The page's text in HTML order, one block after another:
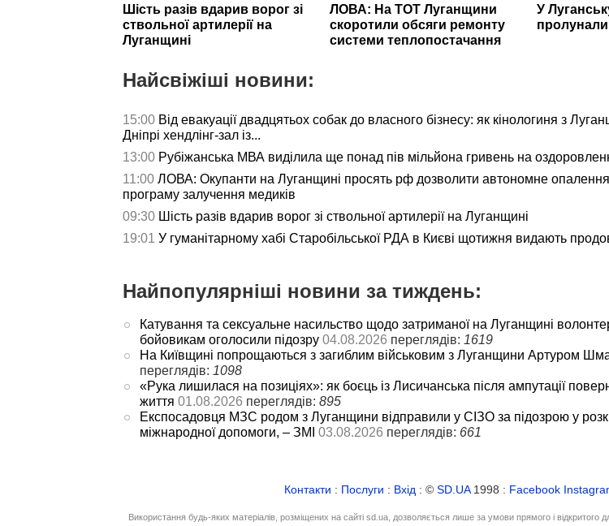
Шість разів вдарив ворог зі
ствольної артилерії на
Луганщині
ЛОВА: На ТОТ Луганщини
скоротили обсяги ремонту
системи теплопостачання
У
Найсвіжіші новини:
15:00 Від евакуації двадцятьох собак до власного бізнесу: як кінологиня з
Дніпрі хендлінг-зал із...
13:00 Рубіжанська МВА виділила ще понад пів мільйона гривень на
11:00 ЛОВА: Окупанти на Луганщині просять рф дозволити автономне
програму залучення медиків
09:30 Шість разів вдарив ворог зі ствольної артилерії на Луганщині
19:01 У гуманітарному хабі Старобільської РДА в Києві щотижня видають
Найпопулярніші новини за тиждень:
Катування та сексуальне насильство щодо затриманої на Луганщині
бойовикам оголосили підозру 04.08.2026 переглядів: 1619
На Київщині попрощаються з загиблим військовим з Луганщини Артуром
переглядів: 1098
«Рука лишилася на позиціях»: як боєць із Лисичанська після ампутації
життя 01.08.2026 переглядів: 895
Експосадовця МЗС родом з Луганщини відправили у СІЗО за підозрою у
міжнародної допомоги, – ЗМІ 03.08.2026 переглядів: 661
Контакти : Послуги : Вхід : © SD.UA1998 : Facebook
Використання будь-яких матеріалів, розміщених на сайті sd.ua, дозволяється лише за умови прямого і